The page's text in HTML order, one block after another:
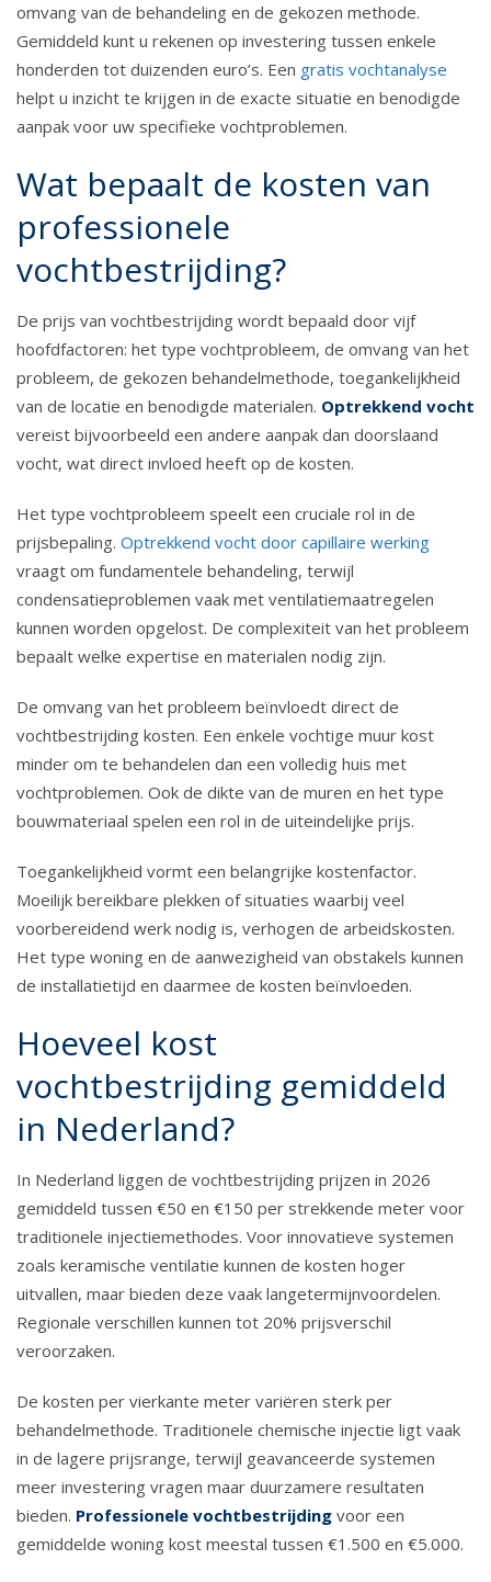
omvang van de behandeling en de gekozen methode.
Gemiddeld kunt u rekenen op investering tussen enkele
honderden tot duizenden euro’s. Een gratis vochtanalyse
helpt u inzicht te krijgen in de exacte situatie en benodigde
aanpak voor uw specifieke vochtproblemen.
Wat bepaalt de kosten van
professionele
vochtbestrijding?
De prijs van vochtbestrijding wordt bepaald door vijf
hoofdfactoren: het type vochtprobleem, de omvang van het
probleem, de gekozen behandelmethode, toegankelijkheid
van de locatie en benodigde materialen. Optrekkend vocht
vereist bijvoorbeeld een andere aanpak dan doorslaand
vocht, wat direct invloed heeft op de kosten.
Het type vochtprobleem speelt een cruciale rol in de
prijsbepaling. Optrekkend vocht door capillaire werking
vraagt om fundamentele behandeling, terwijl
condensatieproblemen vaak met ventilatiemaatregelen
kunnen worden opgelost. De complexiteit van het probleem
bepaalt welke expertise en materialen nodig zijn.
De omvang van het probleem beïnvloedt direct de
vochtbestrijding kosten. Een enkele vochtige muur kost
minder om te behandelen dan een volledig huis met
vochtproblemen. Ook de dikte van de muren en het type
bouwmateriaal spelen een rol in de uiteindelijke prijs.
Toegankelijkheid vormt een belangrijke kostenfactor.
Moeilijk bereikbare plekken of situaties waarbij veel
voorbereidend werk nodig is, verhogen de arbeidskosten.
Het type woning en de aanwezigheid van obstakels kunnen
de installatietijd en daarmee de kosten beïnvloeden.
Hoeveel kost
vochtbestrijding gemiddeld
in Nederland?
In Nederland liggen de vochtbestrijding prijzen in 2026
gemiddeld tussen €50 en €150 per strekkende meter voor
traditionele injectiemethodes. Voor innovatieve systemen
zoals keramische ventilatie kunnen de kosten hoger
uitvallen, maar bieden deze vaak langetermijnvoordelen.
Regionale verschillen kunnen tot 20% prijsverschil
veroorzaken.
De kosten per vierkante meter variëren sterk per
behandelmethode. Traditionele chemische injectie ligt vaak
in de lagere prijsrange, terwijl geavanceerde systemen
meer investering vragen maar duurzamere resultaten
bieden. Professionele vochtbestrijding voor een
gemiddelde woning kost meestal tussen €1.500 en €5.000.